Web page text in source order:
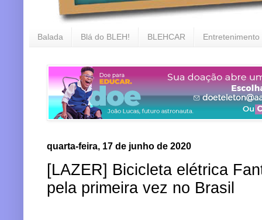
Balada Blá do BLEH! BLEHCAR Entretenimento
quarta-feira, 17 de junho de 2020
[LAZER] Bicicleta elétrica
pela primeira vez no Brasil